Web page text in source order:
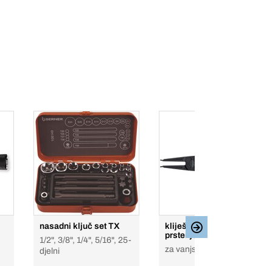
nasadni ključ set TX
1/2", 3/8", 1/4", 5/16", 25-
djelni
kliješta za sigurnosno
prstenje
za vanjske osigurače